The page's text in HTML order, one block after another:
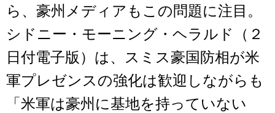
ら、豪州メディアもこの問題に注目。
シドニー・モーニング・ヘラルド（２
日付電子版）は、スミス豪国防相が米
軍プレゼンスの強化は歓迎しながらも
「米軍は豪州に基地を持っていない